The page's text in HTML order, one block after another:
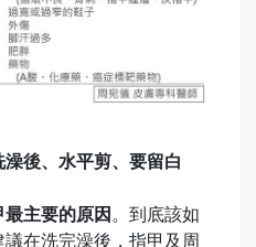
後、水平剪、要留白
主要的原因 。到底該如
在洗完澡後，指甲及周